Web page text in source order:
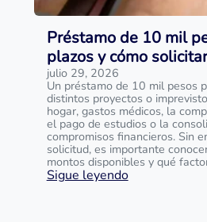
Préstamo de 10 mil
plazos y cómo
julio 29, 2026
Un préstamo de 10 mil pesos
distintos proyectos o
hogar, gastos médicos, la
el pago de estudios o la
compromisos financieros. Sin
solicitud, es importante
montos disponibles y qué
Sigue leyendo